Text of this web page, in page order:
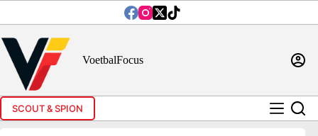
inhoud
VoetbalFocus
SCOUT & SPION